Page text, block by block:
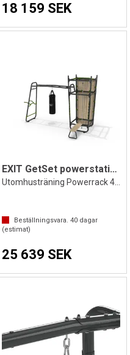
18 159 SEK
EXIT GetSet powerstation PS520
Utomhusträning Powerrack 436 x 220 cm
Beställningsvara. 40dagar
(estimat)
25 639 SEK